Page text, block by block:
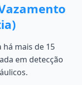
há mais de 15
em detecção